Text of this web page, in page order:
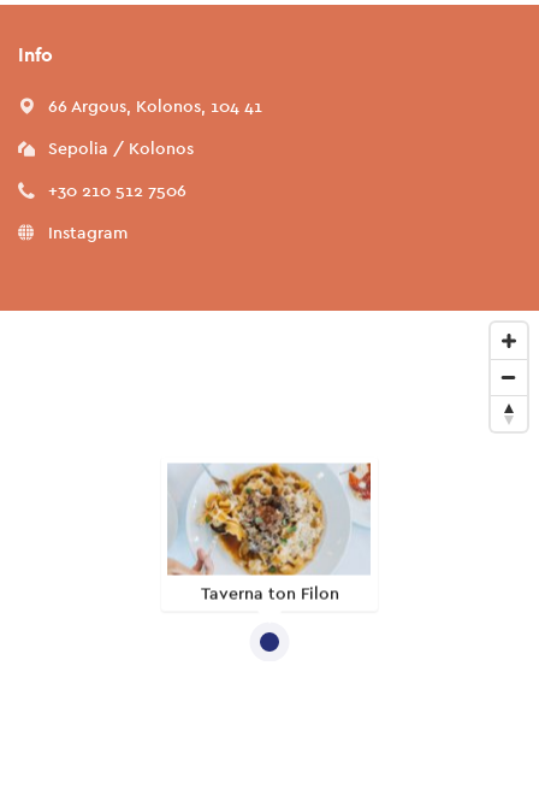
Info
66 Argous, Kolonos, 104 41
Sepolia / Kolonos
+30 210 512 7506
Instagram
Taverna ton Filon